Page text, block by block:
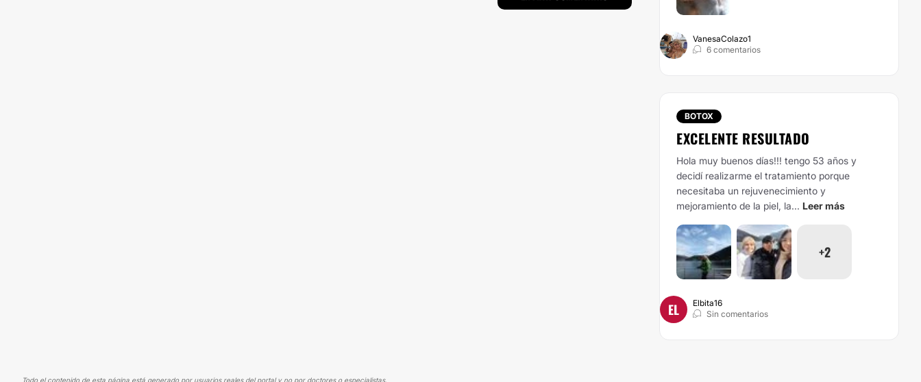
VanesaColazo1
6 comentarios
BOTOX
EXCELENTE RESULTADO
Hola muy buenos días!!! tengo 53 años y
decidí realizarme el tratamiento porque
necesitaba un rejuvenecimiento y
mejoramiento de la piel, la... Leer más
+2
EL
Elbita16
Sin comentarios
Todo el contenido de esta página está generado por usuarios reales del portal y no por doctores o especialistas.